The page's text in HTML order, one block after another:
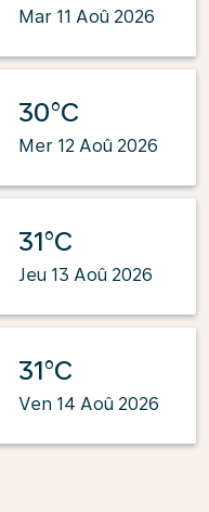
Mar 11 Aoû 2026
30°C
Mer 12 Aoû 2026
31°C
Jeu 13 Aoû 2026
31°C
Ven 14 Aoû 2026